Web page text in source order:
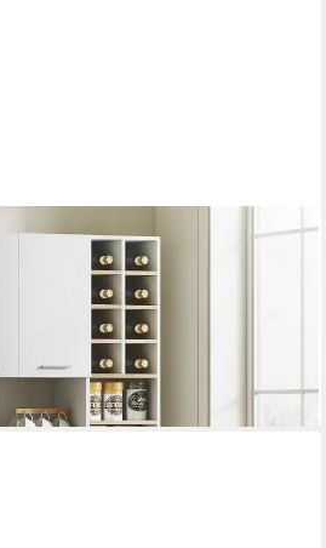
Weinregal, Schublade, verstellbaren
1-St., Hochschrank) Moderner
x 35 x 183 cm
dir